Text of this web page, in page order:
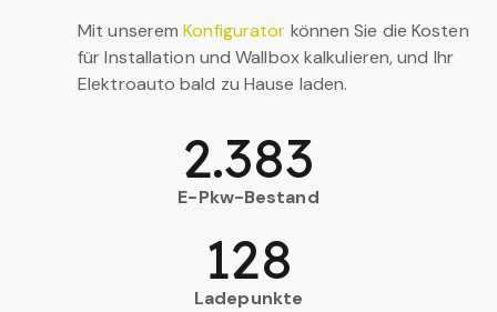
Mit unseremKonfigurator können Sie die Kosten
für Installation und Wallbox kalkulieren, und Ihr
Elektroauto bald zu Hause laden.
E-Pkw-Bestand
2.383
Ladepunkte
128